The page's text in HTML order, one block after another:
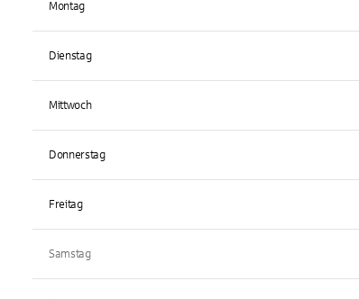
Montag
Dienstag
Mittwoch
Donnerstag
Freitag
Samstag